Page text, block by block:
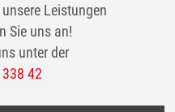
Leistungen
Sie uns an!
unter der
42